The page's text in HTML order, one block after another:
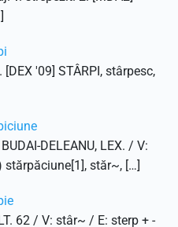
'09] STÂRPI, stârpesc,
DELEANU, LEX. / V:
stăr~, […]
62 / V: stâr~ / E: sterp + -